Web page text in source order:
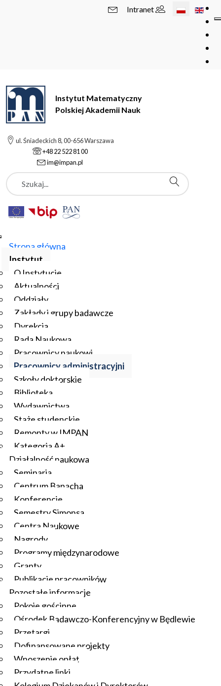
Wybierz swój
Intranet
Instytut Matematyczny
Polskiej Akademii Nauk
ul. Śniadeckich 8, 00-656 Warszawa
+48 22 522 81 00
im@impan.pl
Szukaj
Strona główna
Instytut
O Instytucie
Aktualności
Oddziały
Zakłady i grupy badawcze
Dyrekcja
Rada Naukowa
Pracownicy naukowi
Pracownicy administracyjni
Szkoły doktorskie
Biblioteka
Wydawnictwa
Staże studenckie
Remonty w IMPAN
Kategoria A+
Działalność naukowa
Seminaria
Centrum Banacha
Konferencje
Semestry Simonsa
Centra Naukowe
Nagrody
Programy międzynarodowe
Granty
Publikacje pracowników
Pozostałe informacje
Pokoje gościnne
Ośrodek Badawczo-Konferencyjny w Będlewie
Przetargi
Dofinansowane projekty
Wnoszenie opłat
Przydatne linki